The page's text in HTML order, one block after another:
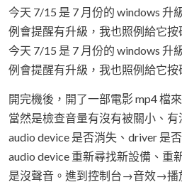
今天 7/15 是 7 月份的 windows 升
例會提醒有升級，我也照例給它按
今天 7/15 是 7 月份的 windows 升
例會提醒有升級，我也照例給它按
開完機後，開了一部電影 mp4 檔
當然是檢查音量有沒有被關小、
audio device 是否消失、driver 是
audio device 重新尋找新設備、重
是沒聲音。進到控制台→音效→播